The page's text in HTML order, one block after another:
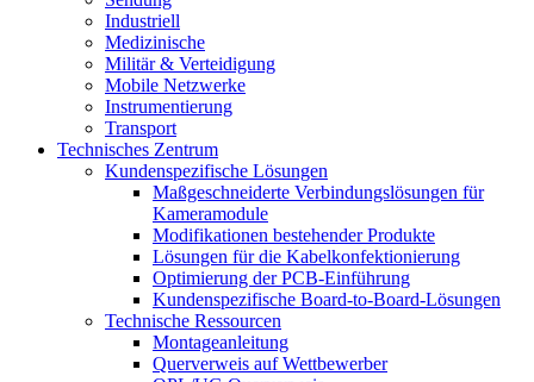
Industriell
Medizinische
Militär & Verteidigung
Mobile Netzwerke
Instrumentierung
Transport
Technisches Zentrum
Kundenspezifische Lösungen
Maßgeschneiderte Verbindungslösungen für
Kameramodule
Modifikationen bestehender Produkte
Lösungen für die Kabelkonfektionierung
Optimierung der PCB-Einführung
Kundenspezifische Board-to-Board-Lösungen
Technische Ressourcen
Montageanleitung
Querverweis auf Wettbewerber